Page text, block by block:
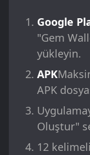
Google
"Gem
yükleyin.
APK
APK
Oluştur"
12